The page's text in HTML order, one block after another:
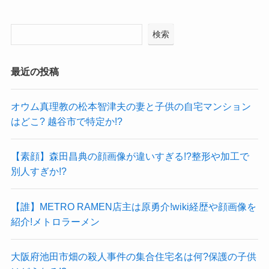
検索
最近の投稿
オウム真理教の松本智津夫の妻と子供の自宅マンション
はどこ? 越谷市で特定か!?
【素顔】森田昌典の顔画像が違いすぎる!?整形や加工で
別人すぎか!?
【誰】METRO RAMEN店主は原勇介!wiki経歴や顔画像を
紹介!メトロラーメン
大阪府池田市畑の殺人事件の集合住宅名は何?保護の子供